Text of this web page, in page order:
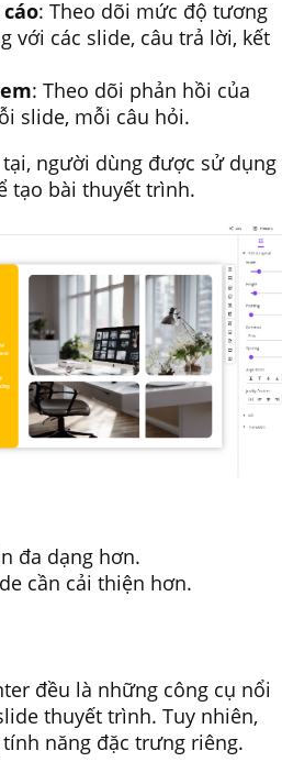
: Theo dõi mức độ tương
với các slide, câu trả lời, kết
: Theo dõi phản hồi của
slide, mỗi câu hỏi.
người dùng được sử dụng
tạo bài thuyết trình.
đa dạng hơn.
cần cải thiện hơn.
đều là những công cụ nổi
thuyết trình. Tuy nhiên,
năng đặc trưng riêng.